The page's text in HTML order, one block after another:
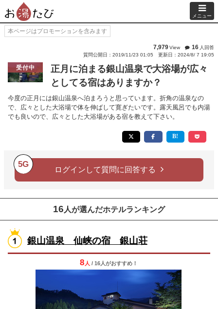
メニュー
本ページはプロモーションを含みます
7,979View 16 人回答
質問公開日：2019/11/23 01:05
更新日：2024/8/ 7 19:05
受付中
正月に泊まる銀山温泉で大浴場が広々
としてる宿はありますか？
今度の正月には銀山温泉へ泊まろうと思っています。折角の温泉なの
で、広々とした大浴場で体を伸ばして寛ぎたいです。露天風呂でも内湯
でも良いので、広々とした大浴場がある宿を教えて下さい。
5G
ログインして質問に回答する
16 人が選んだホテルランキング
銀山温泉 仙峡の宿 銀山荘
8 人 / 16人がおすすめ！